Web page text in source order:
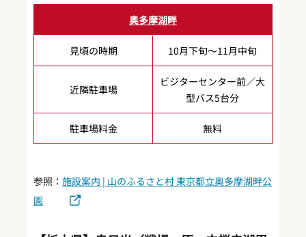
奥多摩湖畔
見頃の時期 10月下旬～11月中旬
近隣駐車場
ビジターセンター前／大
型バス5台分
駐車場料金 無料
参照： 施設案内 | 山のふるさと村 東京都立奥多摩湖畔公
園